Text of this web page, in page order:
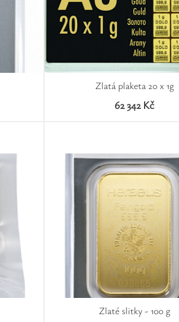
Zlatá plaketa 20 x 1g
62 342 Kč
Zlaté slitky - 100 g